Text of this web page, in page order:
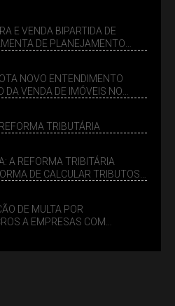
E VENDA BIPARTIDA DE
DE PLANEJAMENTO
NOVO ENTENDIMENTO
DA VENDA DE IMÓVEIS NO
TRIBUTÁRIA
A REFORMA TRIBITÁRIA
DE CALCULAR TRIBUTOS
DE MULTA POR
A EMPRESAS COM